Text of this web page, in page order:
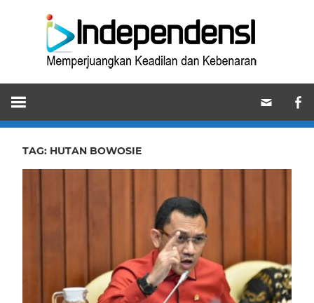
Memperjuangkan
Keadilan
dan
Kebenaran
TAG: HUTAN BOWOSIE